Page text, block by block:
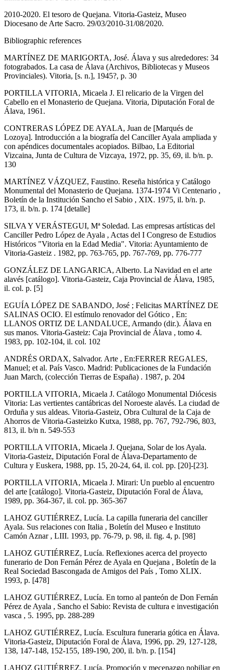
2010-2020. El tesoro de Quejana. Vitoria-Gasteiz, Museo
Diocesano de Arte Sacro. 29/03/2010-31/08/2020.
Bibliographic references
MARTÍNEZ DE MARIGORTA, José. Álava y sus alrededores: 34
fotograbados. La casa de Álava (Archivos, Bibliotecas y Museos
Provinciales). Vitoria, [s. n.], 1945?, p. 30
PORTILLA VITORIA, Micaela J. El relicario de la Virgen del
Cabello en el Monasterio de Quejana. Vitoria, Diputación Foral de
Álava, 1961.
CONTRERAS LÓPEZ DE AYALA, Juan de [Marqués de
Lozoya]. Introducción a la biografía del Canciller Ayala ampliada y
con apéndices documentales acopiados. Bilbao, La Editorial
Vizcaina, Junta de Cultura de Vizcaya, 1972, pp. 35, 69, il. b/n. p.
130
MARTÍNEZ VÁZQUEZ, Faustino. Reseña histórica y Catálogo
Monumental del Monasterio de Quejana. 1374-1974 Vi Centenario ,
Boletín de la Institución Sancho el Sabio , XIX. 1975, il. b/n. p.
173, il. b/n. p. 174 [detalle]
SILVA Y VERÁSTEGUI, Mª Soledad. Las empresas artísticas del
Canciller Pedro López de Ayala , Actas del I Congreso de Estudios
Históricos "Vitoria en la Edad Media". Vitoria: Ayuntamiento de
Vitoria-Gasteiz . 1982, pp. 763-765, pp. 767-769, pp. 776-777
GONZÁLEZ DE LANGARICA, Alberto. La Navidad en el arte
alavés [catálogo]. Vitoria-Gasteiz, Caja Provincial de Álava, 1985,
il. col. p. [5]
EGUÍA LÓPEZ DE SABANDO, José ; Felicitas MARTÍNEZ DE
SALINAS OCIO. El estímulo renovador del Gótico , En:
LLANOS ORTIZ DE LANDALUCE, Armando (dir.). Álava en
sus manos. Vitoria-Gasteiz: Caja Provincial de Álava , tomo 4.
1983, pp. 102-104, il. col. 102
ANDRÉS ORDAX, Salvador. Arte , En:FERRER REGALES,
Manuel; et al. País Vasco. Madrid: Publicaciones de la Fundación
Juan March, (colección Tierras de España) . 1987, p. 204
PORTILLA VITORIA, Micaela J. Catálogo Monumental Diócesis
Vitoria: Las vertientes cantábricas del Noroeste alavés. La ciudad de
Orduña y sus aldeas. Vitoria-Gasteiz, Obra Cultural de la Caja de
Ahorros de Vitoria-Gasteizko Kutxa, 1988, pp. 767, 792-796, 803,
813, il. b/n n. 549-553
PORTILLA VITORIA, Micaela J. Quejana, Solar de los Ayala.
Vitoria-Gasteiz, Diputación Foral de Álava-Departamento de
Cultura y Euskera, 1988, pp. 15, 20-24, 64, il. col. pp. [20]-[23].
PORTILLA VITORIA, Micaela J. Mirari: Un pueblo al encuentro
del arte [catálogo]. Vitoria-Gasteiz, Diputación Foral de Álava,
1989, pp. 364-367, il. col. pp. 365-367
LAHOZ GUTIÉRREZ, Lucía. La capilla funeraria del canciller
Ayala. Sus relaciones con Italia , Boletín del Museo e Instituto
Camón Aznar , LIII. 1993, pp. 76-79, p. 98, il. fig. 4, p. [98]
LAHOZ GUTIÉRREZ, Lucía. Reflexiones acerca del proyecto
funerario de Don Fernán Pérez de Ayala en Quejana , Boletín de la
Real Sociedad Bascongada de Amigos del País , Tomo XLIX.
1993, p. [478]
LAHOZ GUTIÉRREZ, Lucía. En torno al panteón de Don Fernán
Pérez de Ayala , Sancho el Sabio: Revista de cultura e investigación
vasca , 5. 1995, pp. 288-289
LAHOZ GUTIÉRREZ, Lucía. Escultura funeraria gótica en Álava.
Vitoria-Gasteiz, Diputación Foral de Álava, 1996, pp. 29, 127-128,
138, 147-148, 152-155, 189-190, 200, il. b/n. p. [154]
LAHOZ GUTIÉRREZ, Lucía. Promoción y mecenazgo nobiliar en